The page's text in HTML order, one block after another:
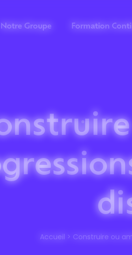
Notre Groupe Formation
Accueil > Construire ou